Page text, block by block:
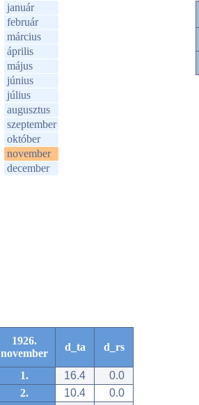
január
február
március
április
május
június
július
augusztus
szeptember
október
november
december
1926.
november
d_ta d_rs
1. 16.4
0.0
2.
10.4
0.0